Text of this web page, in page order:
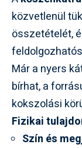
közvetlenül
összetételét,
Már a nyers
bírhat, a
kokszolási
Fizikai
Szín és